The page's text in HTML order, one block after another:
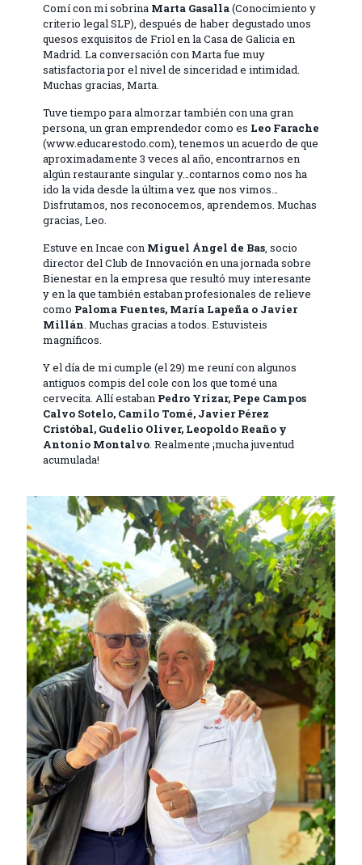
Comí con mi sobrina Marta Gasalla(Conocimiento y
criterio legal SLP), después de haber degustado unos
quesos exquisitos de Friol en la Casa de Galicia en
Madrid. La conversación con Marta fue muy
satisfactoria por el nivel de sinceridad e intimidad.
Muchas gracias, Marta.
Tuve tiempo para almorzar también con una gran
persona, un gran emprendedor como es Leo Farache
(www.educarestodo.com), tenemos un acuerdo de que
aproximadamente 3 veces al año, encontrarnos en
algún restaurante singular y…contarnos como nos ha
ido la vida desde la última vez que nos vimos…
Disfrutamos, nos reconocemos, aprendemos. Muchas
gracias, Leo.
Estuve en Incae con Miguel Ángel de Bas, socio
director del Club de Innovación en una jornada sobre
Bienestar en la empresa que resultó muy interesante
y en la que también estaban profesionales de relieve
como Paloma Fuentes, María Lapeña o Javier
Millán. Muchas gracias a todos. Estuvisteis
magníficos.
Y el día de mi cumple (el 29) me reuní con algunos
antiguos compis del cole con los que tomé una
cervecita. Allí estaban Pedro Yrizar, Pepe Campos
Calvo Sotelo, Camilo Tomé, Javier Pérez
Cristóbal, Gudelio Oliver, Leopoldo Reaño y
Antonio Montalvo. Realmente ¡mucha juventud
acumulada!